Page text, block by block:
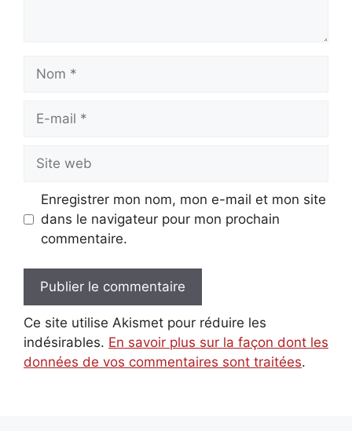
mail
web
Enregistrer mon nom, mon e-mail et mon site
dans le navigateur pour mon prochain
commentaire.
Ce site utilise Akismet pour réduire les
indésirables. En savoir plus sur la façon dont les
données de vos commentaires sont traitées.